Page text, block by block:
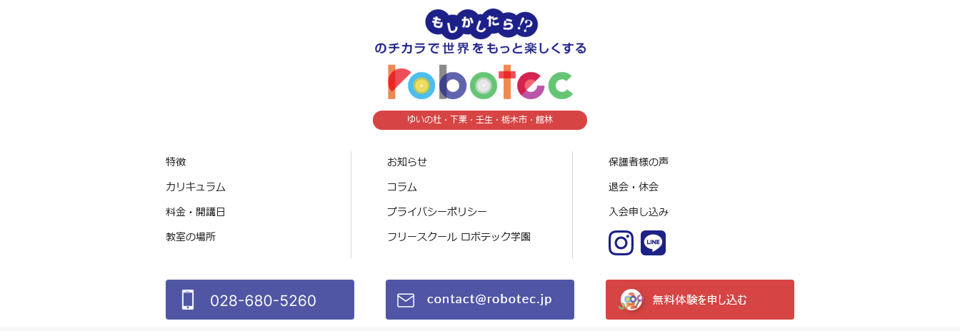
ゆいの杜・下栗・壬生・栃木市・館林
特徴
カリキュラム
料金・開講日
教室の場所
お知らせ
コラム
プライバシーポリシー
フリースクール ロボテック学園
保護者様の声
退会・休会
入会申し込み